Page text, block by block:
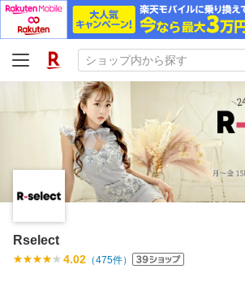
Rselect
4.02 （475件）